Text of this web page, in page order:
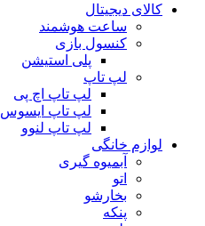
کالای دیجیتال
ساعت هوشمند
کنسول بازی
پلی استیشن
لپ تاپ
لپ تاپ اچ پی
لپ تاپ ایسوس
لپ تاپ لنوو
لوازم خانگی
آبمیوه گیری
اتو
بخارشو
پنکه